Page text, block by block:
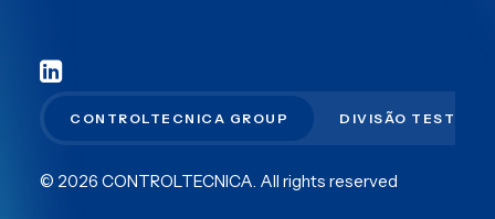
CONTROLTECNICA GROUP DIVISÃO TEST
© 2026 CONTROLTECNICA. All rights reserved